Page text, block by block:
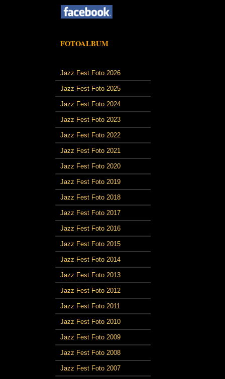
FOTOALBUM
Jazz Fest Foto 2026
Jazz Fest Foto 2025
Jazz Fest Foto 2024
Jazz Fest Foto 2023
Jazz Fest Foto 2022
Jazz Fest Foto 2021
Jazz Fest Foto 2020
Jazz Fest Foto 2019
Jazz Fest Foto 2018
Jazz Fest Foto 2017
Jazz Fest Foto 2016
Jazz Fest Foto 2015
Jazz Fest Foto 2014
Jazz Fest Foto 2013
Jazz Fest Foto 2012
Jazz Fest Foto 2011
Jazz Fest Foto 2010
Jazz Fest Foto 2009
Jazz Fest Foto 2008
Jazz Fest Foto 2007